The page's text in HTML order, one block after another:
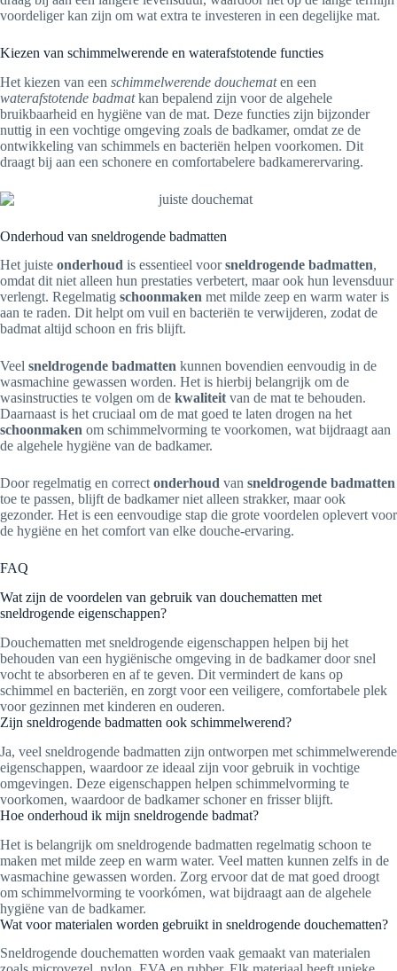
voordeliger kan zijn om wat extra te investeren in een degelijke mat.
Kiezen van schimmelwerende en waterafstotende functies
Het kiezen van een schimmelwerende douchematen een
waterafstotende badmatkan bepalend zijn voor de algehele
bruikbaarheid en hygiëne van de mat. Deze functies zijn bijzonder
nuttig in een vochtige omgeving zoals de badkamer, omdat ze de
ontwikkeling van schimmels en bacteriën helpen voorkomen. Dit
draagt bij aan een schonere en comfortabelere badkamerervaring.
Onderhoud van sneldrogende badmatten
Het juiste onderhoud is essentieel voorsneldrogende badmatten,
omdat dit niet alleen hun prestaties verbetert, maar ook hun levensduur
verlengt. Regelmatig schoonmaken met milde zeep en warm water is
aan te raden. Dit helpt om vuil en bacteriën te verwijderen, zodat de
badmat altijd schoon en fris blijft.
Veel sneldrogende badmatten kunnen bovendien eenvoudig in de
wasmachine gewassen worden. Het is hierbij belangrijk om de
wasinstructies te volgen om de kwaliteit van de mat te behouden.
Daarnaast is het cruciaal om de mat goed te laten drogen na het
schoonmaken om schimmelvorming te voorkomen, wat bijdraagt aan
de algehele hygiëne van de badkamer.
Door regelmatig en correct onderhoud van sneldrogende badmatten
toe te passen, blijft de badkamer niet alleen strakker, maar ook
gezonder. Het is een eenvoudige stap die grote voordelen oplevert voor
de hygiëne en het comfort van elke douche-ervaring.
FAQ
Wat zijn de voordelen van gebruik van douchematten met
sneldrogende eigenschappen?
Douchematten met sneldrogende eigenschappen helpen bij het
behouden van een hygiënische omgeving in de badkamer door snel
vocht te absorberen en af te geven. Dit vermindert de kans op
schimmel en bacteriën, en zorgt voor een veiligere, comfortabele plek
voor gezinnen met kinderen en ouderen.
Zijn sneldrogende badmatten ook schimmelwerend?
Ja, veel sneldrogende badmatten zijn ontworpen met schimmelwerende
eigenschappen, waardoor ze ideaal zijn voor gebruik in vochtige
omgevingen. Deze eigenschappen helpen schimmelvorming te
voorkomen, waardoor de badkamer schoner en frisser blijft.
Hoe onderhoud ik mijn sneldrogende badmat?
Het is belangrijk om sneldrogende badmatten regelmatig schoon te
maken met milde zeep en warm water. Veel matten kunnen zelfs in de
wasmachine gewassen worden. Zorg ervoor dat de mat goed droogt
om schimmelvorming te voorkómen, wat bijdraagt aan de algehele
hygiëne van de badkamer.
Wat voor materialen worden gebruikt in sneldrogende douchematten?
Sneldrogende douchematten worden vaak gemaakt van materialen